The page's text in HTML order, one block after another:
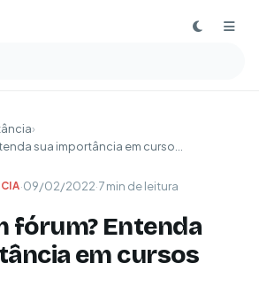
›
sua importância em curso...
·09/02/2022·7 min de leitura
fórum? Entenda
em cursos